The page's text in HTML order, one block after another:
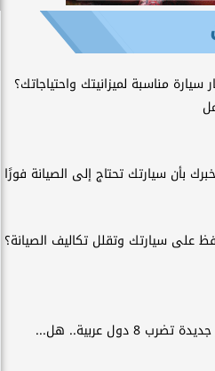
سيارة مناسبة لميزانيتك واحتياجاتك؟
بأن سيارتك تحتاج إلى الصيانة فورًا
على سيارتك وتقلل تكاليف الصيانة؟
8 دول عربية.. هل...